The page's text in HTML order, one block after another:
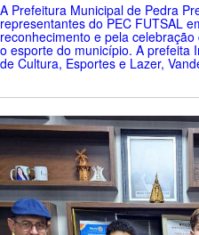
A Prefeitura Municipal de Pedra
representantes do PEC FUTSAL
reconhecimento e pela
o esporte do município. A prefeita
de Cultura, Esportes e Lazer,